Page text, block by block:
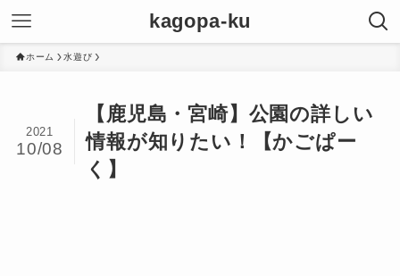
kagopa-ku
ホーム 水遊び
【鹿児島・宮崎】公園の詳しい
情報が知りたい！【かごぱー
く】
2021
10/08